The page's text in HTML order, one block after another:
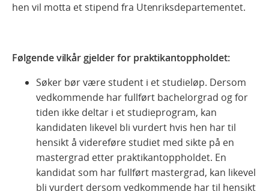
hen vil motta et stipend fra Utenriksdepartementet.
Følgende vilkår gjelder for praktikantoppholdet:
Søker bør være student i et studieløp. Dersom
vedkommende har fullført bachelorgrad og for
tiden ikke deltar i et studieprogram, kan
kandidaten likevel bli vurdert hvis hen har til
hensikt å videreføre studiet med sikte på en
mastergrad etter praktikantoppholdet. En
kandidat som har fullført mastergrad, kan likevel
bli vurdert dersom vedkommende har til hensikt